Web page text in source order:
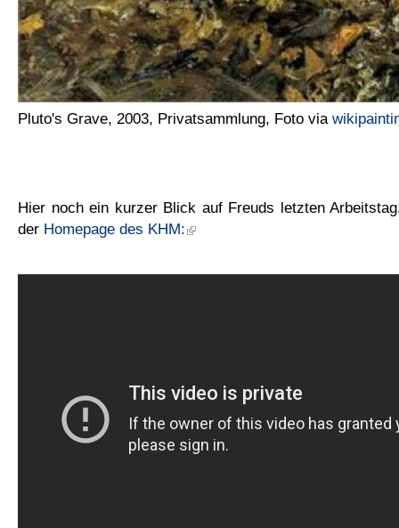
Pluto's Grave, 2003, Privatsammlung, Foto via
Hier noch ein kurzer Blick auf Freuds letzten
der Homepage des KHM: